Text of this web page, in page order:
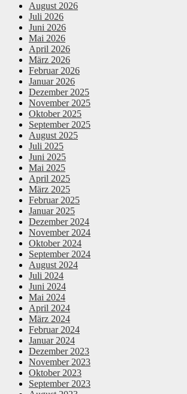
August 2026
Juli 2026
Juni 2026
Mai 2026
April 2026
März 2026
Februar 2026
Januar 2026
Dezember 2025
November 2025
Oktober 2025
September 2025
August 2025
Juli 2025
Juni 2025
Mai 2025
April 2025
März 2025
Februar 2025
Januar 2025
Dezember 2024
November 2024
Oktober 2024
September 2024
August 2024
Juli 2024
Juni 2024
Mai 2024
April 2024
März 2024
Februar 2024
Januar 2024
Dezember 2023
November 2023
Oktober 2023
September 2023